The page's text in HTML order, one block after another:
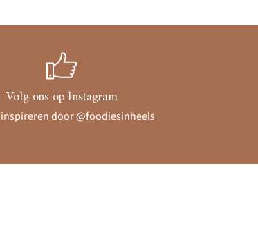
Volg ons op Instagram
inspireren door @foodiesinheels